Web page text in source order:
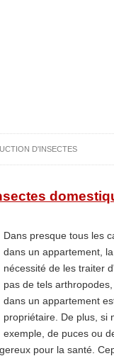
D'INSECTES
Dans presque tous les
dans un appartement,
nécessité de les traiter
pas de tels
dans un appartement
propriétaire. De plus, si
exemple, de puces ou
pour la santé.